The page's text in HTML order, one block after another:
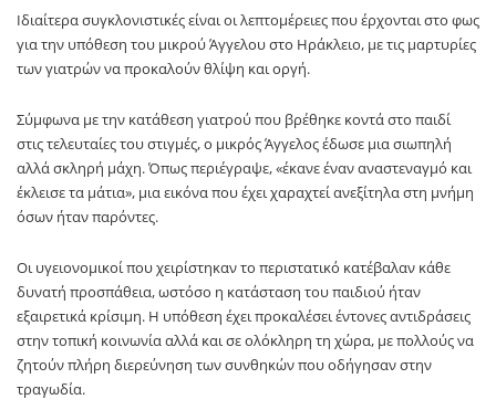
Ιδιαίτερα συγκλονιστικές είναι οι λεπτομέρειες που έρχονται στο φως
για την υπόθεση του μικρού Άγγελου στο Ηράκλειο, με τις μαρτυρίες
των γιατρών να προκαλούν θλίψη και οργή.
Σύμφωνα με την κατάθεση γιατρού που βρέθηκε κοντά στο παιδί
στις τελευταίες του στιγμές, ο μικρός Άγγελος έδωσε μια σιωπηλή
αλλά σκληρή μάχη. Όπως περιέγραψε, «έκανε έναν αναστεναγμό και
έκλεισε τα μάτια», μια εικόνα που έχει χαραχτεί ανεξίτηλα στη μνήμη
όσων ήταν παρόντες.
Οι υγειονομικοί που χειρίστηκαν το περιστατικό κατέβαλαν κάθε
δυνατή προσπάθεια, ωστόσο η κατάσταση του παιδιού ήταν
εξαιρετικά κρίσιμη. Η υπόθεση έχει προκαλέσει έντονες αντιδράσεις
στην τοπική κοινωνία αλλά και σε ολόκληρη τη χώρα, με πολλούς να
ζητούν πλήρη διερεύνηση των συνθηκών που οδήγησαν στην
τραγωδία.